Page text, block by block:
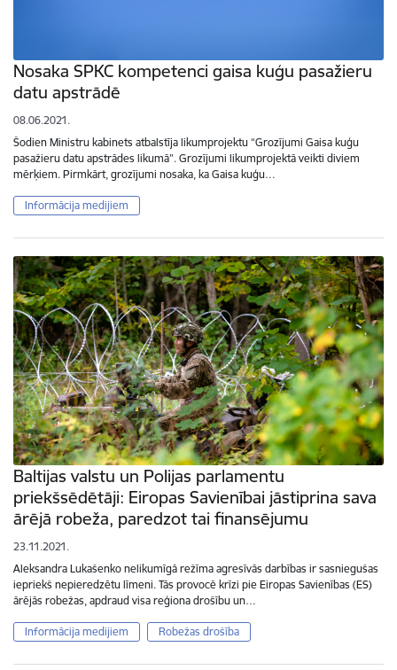
Nosaka SPKC kompetenci gaisa kuģu pasažieru
datu apstrādē
08.06.2021.
Šodien Ministru kabinets atbalstīja likumprojektu “Grozījumi Gaisa kuģu
pasažieru datu apstrādes likumā”. Grozījumi likumprojektā veikti diviem
mērķiem. Pirmkārt, grozījumi nosaka, ka Gaisa kuģu…
Informācija medijiem
Baltijas valstu un Polijas parlamentu
priekšsēdētāji: Eiropas Savienībai jāstiprina sava
ārējā robeža, paredzot tai finansējumu
23.11.2021.
Aleksandra Lukašenko nelikumīgā režīma agresīvās darbības ir sasniegušas
iepriekš nepieredzētu līmeni. Tās provocē krīzi pie Eiropas Savienības (ES)
ārējās robežas, apdraud visa reģiona drošību un…
Informācija medijiem Robežas drošība